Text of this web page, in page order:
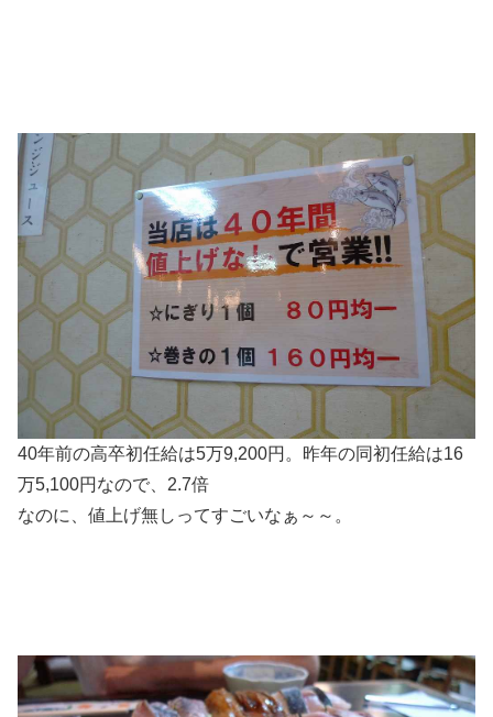
40年前の高卒初任給は5万9,200円。昨年の同初任給は16
万5,100円なので、2.7倍
なのに、値上げ無しってすごいなぁ～～。